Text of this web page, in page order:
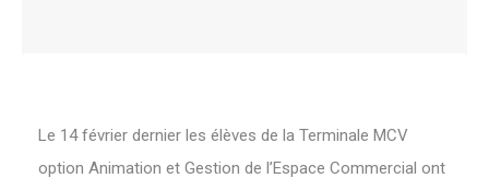
Le 14 février dernier les élèves de la Terminale MCV
option Animation et Gestion de l’Espace Commercial ont